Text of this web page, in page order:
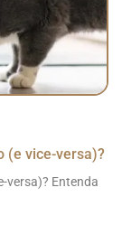
(e vice-versa)?
versa)? Entenda